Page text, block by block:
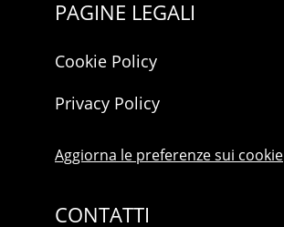
PAGINE LEGALI
Cookie Policy
Privacy Policy
Aggiorna le preferenze sui cookie
CONTATTI